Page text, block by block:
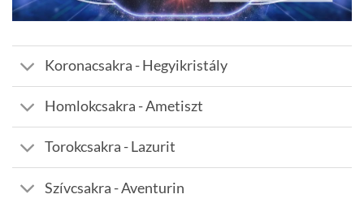
Koronacsakra - Hegyikristály
Homlokcsakra - Ametiszt
Torokcsakra - Lazurit
Szívcsakra - Aventurin